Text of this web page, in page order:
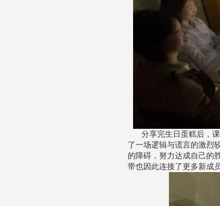
分享完生日蛋糕后，
了一场逻辑与谎言的激烈
的障碍，努力达成自己的
带也因此连接了更多新成